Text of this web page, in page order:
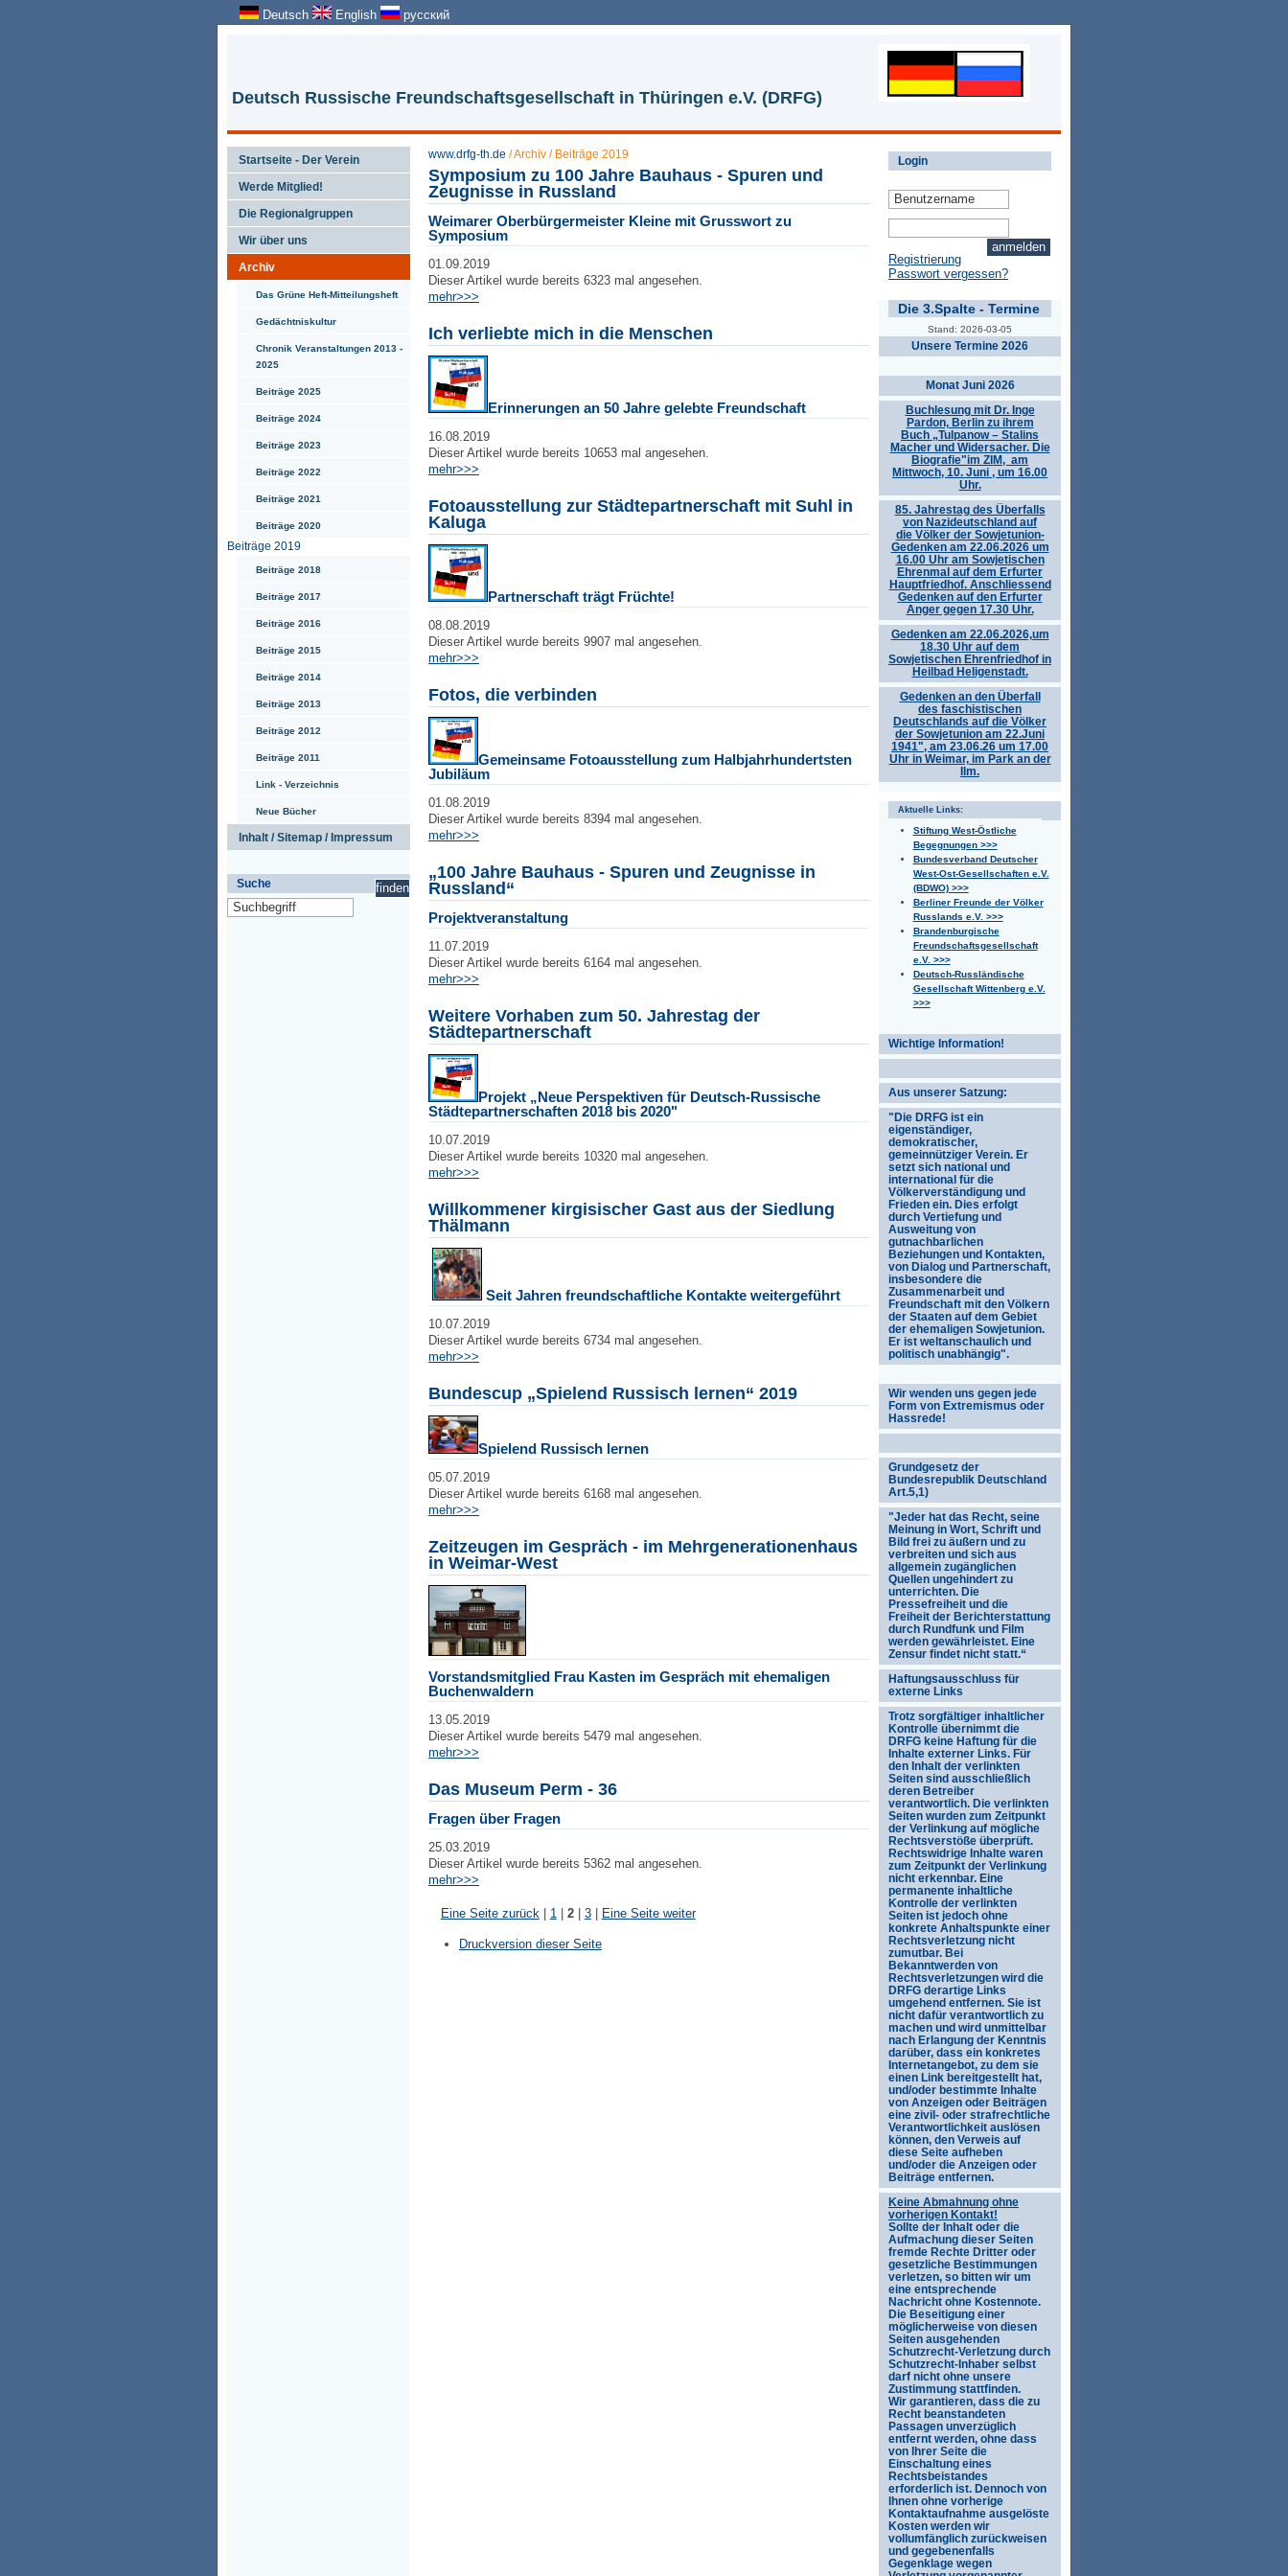
Deutsch English русский
Deutsch Russische Freundschaftsgesellschaft in Thüringen e.V. (DRFG)
Startseite - Der Verein
Werde Mitglied!
Die Regionalgruppen
Wir über uns
Archiv
Das Grüne Heft-Mitteilungsheft
Gedächtniskultur
Chronik Veranstaltungen 2013 -
2025
Beiträge 2025
Beiträge 2024
Beiträge 2023
Beiträge 2022
Beiträge 2021
Beiträge 2020
Beiträge 2019
Beiträge 2018
Beiträge 2017
Beiträge 2016
Beiträge 2015
Beiträge 2014
Beiträge 2013
Beiträge 2012
Beiträge 2011
Link - Verzeichnis
Neue Bücher
Inhalt / Sitemap / Impressum
Suche
Login
Registrierung
Passwort vergessen?
Die 3.Spalte - Termine
Stand: 2026-03-05
Unsere Termine 2026
Monat Juni 2026
Buchlesung mit Dr. Inge
Pardon, Berlin zu ihrem
Buch „Tulpanow – Stalins
Macher und Widersacher. Die
Biografie"im ZIM, am
Mittwoch, 10. Juni , um 16.00
Uhr.
85. Jahrestag des Überfalls
von Nazideutschland auf
die Völker der Sowjetunion-
Gedenken am 22.06.2026 um
16.00 Uhr am Sowjetischen
Ehrenmal auf dem Erfurter
Hauptfriedhof. Anschliessend
Gedenken auf den Erfurter
Anger gegen 17.30 Uhr.
Gedenken am 22.06.2026,um
18.30 Uhr auf dem
Sowjetischen Ehrenfriedhof in
Heilbad Heligenstadt.
Gedenken an den Überfall
des faschistischen
Deutschlands auf die Völker
der Sowjetunion am 22.Juni
1941", am 23.06.26 um 17.00
Uhr in Weimar, im Park an der
Ilm.
Aktuelle Links:
Stiftung West-Östliche
Begegnungen >>>
Bundesverband Deutscher
West-Ost-Gesellschaften e.V.
(BDWO) >>>
Berliner Freunde der Völker
Russlands e.V. >>>
Brandenburgische
Freundschaftsgesellschaft
e.V. >>>
Deutsch-Russländische
Gesellschaft Wittenberg e.V.
>>>
Wichtige Information!
Aus unserer Satzung:
"Die DRFG ist ein
eigenständiger,
demokratischer,
gemeinnütziger Verein. Er
setzt sich national und
international für die
Völkerverständigung und
Frieden ein. Dies erfolgt
durch Vertiefung und
Ausweitung von
gutnachbarlichen
Beziehungen und Kontakten,
von Dialog und Partnerschaft,
insbesondere die
Zusammenarbeit und
Freundschaft mit den Völkern
der Staaten auf dem Gebiet
der ehemaligen Sowjetunion.
Er ist weltanschaulich und
politisch unabhängig".
Wir wenden uns gegen jede
Form von Extremismus oder
Hassrede!
Grundgesetz der
Bundesrepublik Deutschland
Art.5,1)
"Jeder hat das Recht, seine
Meinung in Wort, Schrift und
Bild frei zu äußern und zu
verbreiten und sich aus
allgemein zugänglichen
Quellen ungehindert zu
unterrichten. Die
Pressefreiheit und die
Freiheit der Berichterstattung
durch Rundfunk und Film
werden gewährleistet. Eine
Zensur findet nicht statt.“
Haftungsausschluss für
externe Links
Trotz sorgfältiger inhaltlicher
Kontrolle übernimmt die
DRFG keine Haftung für die
Inhalte externer Links. Für
den Inhalt der verlinkten
Seiten sind ausschließlich
deren Betreiber
verantwortlich. Die verlinkten
Seiten wurden zum Zeitpunkt
der Verlinkung auf mögliche
Rechtsverstöße überprüft.
Rechtswidrige Inhalte waren
zum Zeitpunkt der Verlinkung
nicht erkennbar. Eine
permanente inhaltliche
Kontrolle der verlinkten
Seiten ist jedoch ohne
konkrete Anhaltspunkte einer
Rechtsverletzung nicht
zumutbar. Bei
Bekanntwerden von
Rechtsverletzungen wird die
DRFG derartige Links
umgehend entfernen. Sie ist
nicht dafür verantwortlich zu
machen und wird unmittelbar
nach Erlangung der Kenntnis
darüber, dass ein konkretes
Internetangebot, zu dem sie
einen Link bereitgestellt hat,
und/oder bestimmte Inhalte
von Anzeigen oder Beiträgen
eine zivil- oder strafrechtliche
Verantwortlichkeit auslösen
können, den Verweis auf
diese Seite aufheben
und/oder die Anzeigen oder
Beiträge entfernen.
Keine Abmahnung ohne
vorherigen Kontakt!
Sollte der Inhalt oder die
Aufmachung dieser Seiten
fremde Rechte Dritter oder
gesetzliche Bestimmungen
verletzen, so bitten wir um
eine entsprechende
Nachricht ohne Kostennote.
Die Beseitigung einer
möglicherweise von diesen
Seiten ausgehenden
Schutzrecht-Verletzung durch
Schutzrecht-Inhaber selbst
darf nicht ohne unsere
Zustimmung stattfinden.
Wir garantieren, dass die zu
Recht beanstandeten
Passagen unverzüglich
entfernt werden, ohne dass
von Ihrer Seite die
Einschaltung eines
Rechtsbeistandes
erforderlich ist. Dennoch von
Ihnen ohne vorherige
Kontaktaufnahme ausgelöste
Kosten werden wir
vollumfänglich zurückweisen
und gegebenenfalls
Gegenklage wegen
www.drfg-th.de /Archiv / Beiträge 2019
Symposium zu 100 Jahre Bauhaus - Spuren und
Zeugnisse in Russland
Weimarer Oberbürgermeister Kleine mit Grusswort zu
Symposium
01.09.2019
Dieser Artikel wurde bereits 6323 mal angesehen.
mehr>>>
Ich verliebte mich in die Menschen
Erinnerungen an 50 Jahre gelebte Freundschaft
16.08.2019
Dieser Artikel wurde bereits 10653 mal angesehen.
mehr>>>
Fotoausstellung zur Städtepartnerschaft mit Suhl in
Kaluga
Partnerschaft trägt Früchte!
08.08.2019
Dieser Artikel wurde bereits 9907 mal angesehen.
mehr>>>
Fotos, die verbinden
Gemeinsame Fotoausstellung zum Halbjahrhundertsten
Jubiläum
01.08.2019
Dieser Artikel wurde bereits 8394 mal angesehen.
mehr>>>
„100 Jahre Bauhaus - Spuren und Zeugnisse in
Russland“
Projektveranstaltung
11.07.2019
Dieser Artikel wurde bereits 6164 mal angesehen.
mehr>>>
Weitere Vorhaben zum 50. Jahrestag der
Städtepartnerschaft
Projekt „Neue Perspektiven für Deutsch-Russische
Städtepartnerschaften 2018 bis 2020"
10.07.2019
Dieser Artikel wurde bereits 10320 mal angesehen.
mehr>>>
Willkommener kirgisischer Gast aus der Siedlung
Thälmann
Seit Jahren freundschaftliche Kontakte weitergeführt
10.07.2019
Dieser Artikel wurde bereits 6734 mal angesehen.
mehr>>>
Bundescup „Spielend Russisch lernen“ 2019
Spielend Russisch lernen
05.07.2019
Dieser Artikel wurde bereits 6168 mal angesehen.
mehr>>>
Zeitzeugen im Gespräch - im Mehrgenerationenhaus
in Weimar-West
Vorstandsmitglied Frau Kasten im Gespräch mit ehemaligen
Buchenwaldern
13.05.2019
Dieser Artikel wurde bereits 5479 mal angesehen.
mehr>>>
Das Museum Perm - 36
Fragen über Fragen
25.03.2019
Dieser Artikel wurde bereits 5362 mal angesehen.
mehr>>>
Eine Seite zurück 1 2| 3 Eine Seite weiter
Druckversion dieser Seite